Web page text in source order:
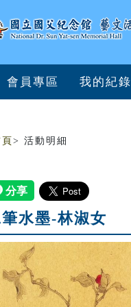
會員專區 我的紀錄
> 活動明細
水墨-林淑女